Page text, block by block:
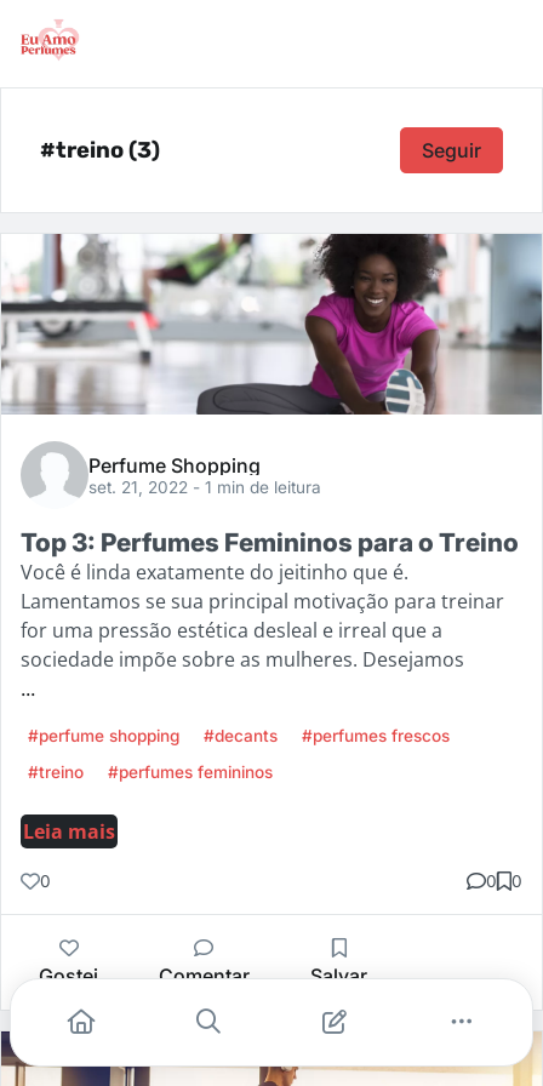
#treino (3) Seguir
Perfume Shopping
set. 21, 2022 - 1 min de leitura
Top 3: Perfumes Femininos para o Treino
Você é linda exatamente do jeitinho que é.
Lamentamos se sua principal motivação para treinar
for uma pressão estética desleal e irreal que a
sociedade impõe sobre as mulheres. Desejamos
...
#perfume shopping #decants
#perfumes frescos
#treino
#perfumes femininos
Leia mais
0 0 0
Gostei Comentar Salvar